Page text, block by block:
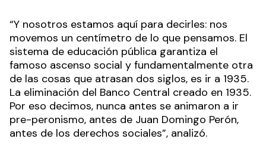
“Y nosotros estamos aquí para decirles: nos
movemos un centímetro de lo que pensamos. El
sistema de educación pública garantiza el
famoso ascenso social y fundamentalmente otra
de las cosas que atrasan dos siglos, es ir a 1935.
La eliminación del Banco Central creado en 1935.
Por eso decimos, nunca antes se animaron a ir
pre-peronismo, antes de Juan Domingo Perón,
antes de los derechos sociales”, analizó.